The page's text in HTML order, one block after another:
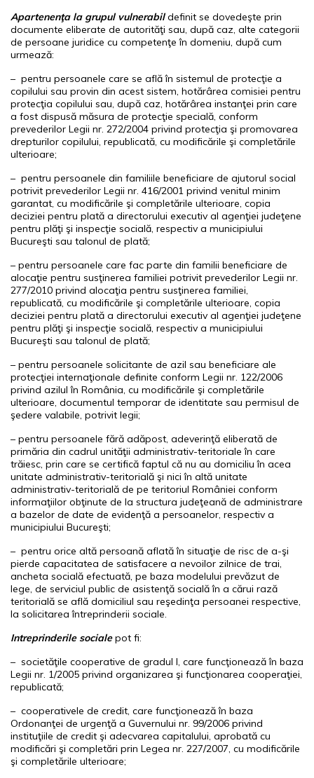
Apartenenţa la grupul vulnerabildefinit se dovedeşte prin
documente eliberate de autorităţi sau, după caz, alte categorii
de persoane juridice cu competenţe în domeniu, după cum
urmează:
– pentru persoanele care se află în sistemul de protecţie a
copilului sau provin din acest sistem, hotărârea comisiei pentru
protecţia copilului sau, după caz, hotărârea instanţei prin care
a fost dispusă măsura de protecţie specială, conform
prevederilor Legii nr. 272/2004 privind protecţia şi promovarea
drepturilor copilului, republicată, cu modificările şi completările
ulterioare;
– pentru persoanele din familiile beneficiare de ajutorul social
potrivit prevederilor Legii nr. 416/2001 privind venitul minim
garantat, cu modificările şi completările ulterioare, copia
deciziei pentru plată a directorului executiv al agenţiei judeţene
pentru plăţi şi inspecţie socială, respectiv a municipiului
Bucureşti sau talonul de plată;
– pentru persoanele care fac parte din familii beneficiare de
alocaţie pentru susţinerea familiei potrivit prevederilor Legii nr.
277/2010 privind alocaţia pentru susţinerea familiei,
republicată, cu modificările şi completările ulterioare, copia
deciziei pentru plată a directorului executiv al agenţiei judeţene
pentru plăţi şi inspecţie socială, respectiv a municipiului
Bucureşti sau talonul de plată;
– pentru persoanele solicitante de azil sau beneficiare ale
protecţiei internaţionale definite conform Legii nr. 122/2006
privind azilul în România, cu modificările şi completările
ulterioare, documentul temporar de identitate sau permisul de
şedere valabile, potrivit legii;
– pentru persoanele fără adăpost, adeverinţă eliberată de
primăria din cadrul unităţii administrativ-teritoriale în care
trăiesc, prin care se certifică faptul că nu au domiciliu în acea
unitate administrativ-teritorială şi nici în altă unitate
administrativ-teritorială de pe teritoriul României conform
informaţiilor obţinute de la structura judeţeană de administrare
a bazelor de date de evidenţă a persoanelor, respectiv a
municipiului Bucureşti;
– pentru orice altă persoană aflată în situaţie de risc de a-şi
pierde capacitatea de satisfacere a nevoilor zilnice de trai,
ancheta socială efectuată, pe baza modelului prevăzut de
lege, de serviciul public de asistenţă socială în a cărui rază
teritorială se află domiciliul sau reşedinţa persoanei respective,
la solicitarea întreprinderii sociale.
Intreprinderile socialepot fi:
– societăţile cooperative de gradul I, care funcţionează în baza
Legii nr. 1/2005 privind organizarea şi funcţionarea cooperaţiei,
republicată;
– cooperativele de credit, care funcţionează în baza
Ordonanţei de urgenţă a Guvernului nr. 99/2006 privind
instituţiile de credit şi adecvarea capitalului, aprobată cu
modificări şi completări prin Legea nr. 227/2007, cu modificările
şi completările ulterioare;